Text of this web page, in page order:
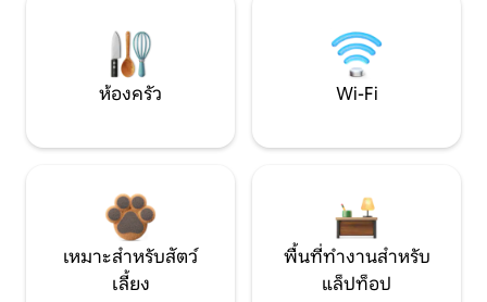
ห้องครัว Wi-Fi
เหมาะสำหรับสัตว์
เลี้ยง
พื้นที่ทำงานสำหรับ
แล็ปท็อป